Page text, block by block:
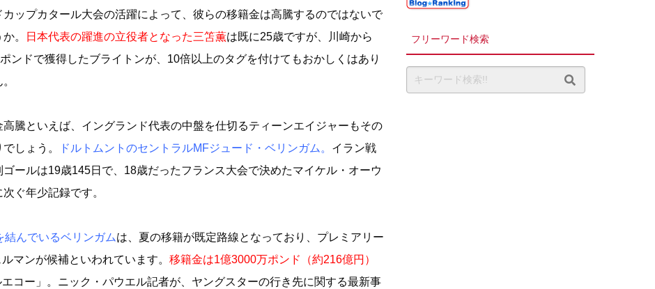
カップカタール大会の活躍によって、彼らの移籍金は高騰するのではないで
。
日本代表の躍進の立役者となった三笘薫は既に25歳ですが、川崎から
ンドで獲得したブライトンが、10倍以上のタグを付けてもおかしくはあり
高騰といえば、イングランド代表の中盤を仕切るティーンエイジャーもその
しょう。
ドルトムントのセントラルMFジュード・ベリンガム。 イラン戦
ゴールは19歳145日で、18歳だったフランス大会で決めたマイケル・オーウ
次ぐ年少記録です。
結んでいるベリンガムは、夏の移籍が既定路線となっており、プレミアリー
マンが候補といわれています。 移籍金は1億3000万ポンド（約216億円）
コー」。ニック・パウエル記者が、ヤングスターの行き先に関する最新事
フリーワード検索